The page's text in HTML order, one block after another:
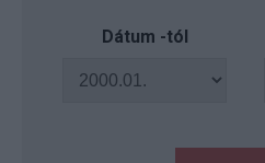
Dátum -tól